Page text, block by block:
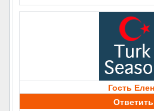
Гость
Ответить